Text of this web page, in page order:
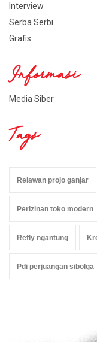
Interview
Serba Serbi
Grafis
Informasi
Media Siber
Tags
Relawan projo ganjar
Perizinan toko modern
Refly ngantung
Pdi perjuangan sibolga